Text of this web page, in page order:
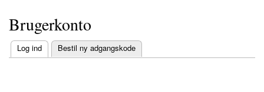
Brugerkonto
Primary tabs
Log ind
(active tab) Bestil ny adgangskode